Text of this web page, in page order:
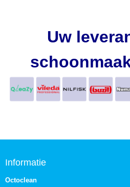
Uw
Informatie
Octoclean